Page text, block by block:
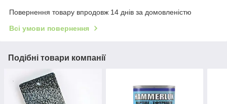
Повернення товару впродовж 14 днів за домовленістю
Всі умови повернення
Подібні товари компанії